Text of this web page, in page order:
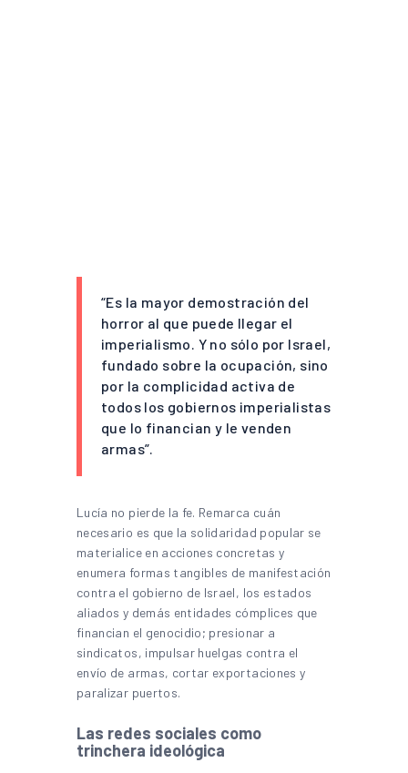
“Es la mayor demostración del
horror al que puede llegar el
imperialismo. Y no sólo por Israel,
fundado sobre la ocupación, sino
por la complicidad activa de
todos los gobiernos imperialistas
que lo financian y le venden
armas”.
Lucía no pierde la fe. Remarca cuán
necesario es que la solidaridad popular se
materialice en acciones concretas y
enumera formas tangibles de manifestación
contra el gobierno de Israel, los estados
aliados y demás entidades cómplices que
financian el genocidio; presionar a
sindicatos, impulsar huelgas contra el
envío de armas, cortar exportaciones y
paralizar puertos.
Las redes sociales como
trinchera ideológica